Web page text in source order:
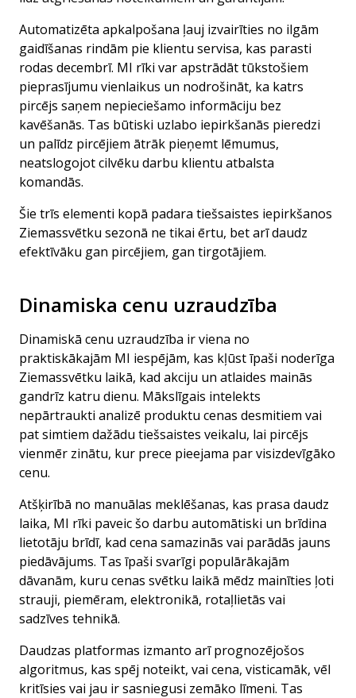
Automatizēta apkalpošana ļauj izvairīties no ilgām
gaidīšanas rindām pie klientu servisa, kas parasti
rodas decembrī. MI rīki var apstrādāt tūkstošiem
pieprasījumu vienlaikus un nodrošināt, ka katrs
pircējs saņem nepieciešamo informāciju bez
kavēšanās. Tas būtiski uzlabo iepirkšanās pieredzi
un palīdz pircējiem ātrāk pieņemt lēmumus,
neatslogojot cilvēku darbu klientu atbalsta
komandās.
Šie trīs elementi kopā padara tiešsaistes iepirkšanos
Ziemassvētku sezonā ne tikai ērtu, bet arī daudz
efektīvāku gan pircējiem, gan tirgotājiem.
Dinamiska cenu uzraudzība
Dinamiskā cenu uzraudzība ir viena no
praktiskākajām MI iespējām, kas kļūst īpaši noderīga
Ziemassvētku laikā, kad akciju un atlaides mainās
gandrīz katru dienu. Mākslīgais intelekts
nepārtraukti analizē produktu cenas desmitiem vai
pat simtiem dažādu tiešsaistes veikalu, lai pircējs
vienmēr zinātu, kur prece pieejama par visizdevīgāko
cenu.
Atšķirībā no manuālas meklēšanas, kas prasa daudz
laika, MI rīki paveic šo darbu automātiski un brīdina
lietotāju brīdī, kad cena samazinās vai parādās jauns
piedāvājums. Tas īpaši svarīgi populārākajām
dāvanām, kuru cenas svētku laikā mēdz mainīties ļoti
strauji, piemēram, elektronikā, rotaļlietās vai
sadzīves tehnikā.
Daudzas platformas izmanto arī prognozējošos
algoritmus, kas spēj noteikt, vai cena, visticamāk, vēl
kritīsies vai jau ir sasniegusi zemāko līmeni. Tas